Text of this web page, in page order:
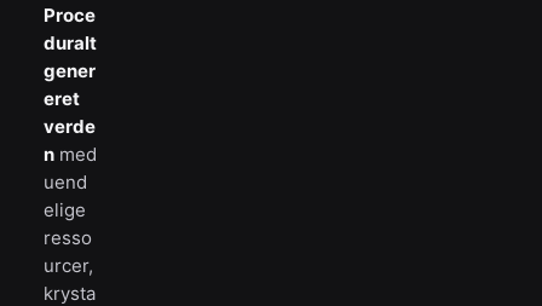
Proce
duralt
gener
eret
verde
n med
uend
elige
resso
urcer,
krysta